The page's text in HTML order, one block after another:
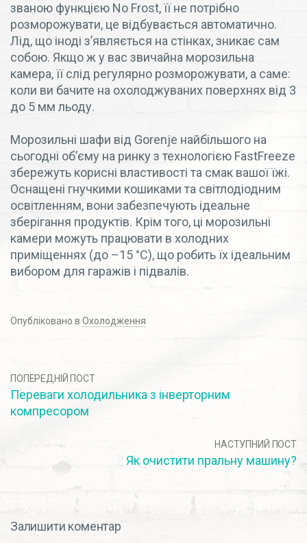
званою функцією No Frost, її не потрібно
розморожувати, це відбувається автоматично.
Лід, що іноді з’являється на стінках, зникає сам
собою. Якщо ж у вас звичайна морозильна
камера, її слід регулярно розморожувати, а саме:
коли ви бачите на охолоджуваних поверхнях від 3
до 5 мм льоду.
Морозильні шафи від Gorenje найбільшого на
сьогодні об’єму на ринку з технологією FastFreeze
збережуть корисні властивості та смак вашої їжі.
Оснащені гнучкими кошиками та світлодіодним
освітленням, вони забезпечують ідеальне
зберігання продуктів. Крім того, ці морозильні
камери можуть працювати в холодних
приміщеннях (до –15 °C), що робить їх ідеальним
вибором для гаражів і підвалів.
Опубліковано в Охолодження
ПОПЕРЕДНІЙ ПОСТ
Переваги холодильника з інверторним
компресором
НАСТУПНИЙ ПОСТ
Як очистити пральну машину?
Залишити коментар